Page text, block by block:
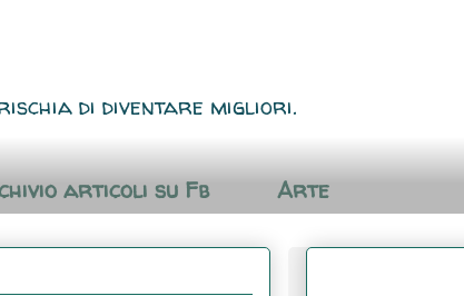
di diventare migliori.
articoli su Fb Arte